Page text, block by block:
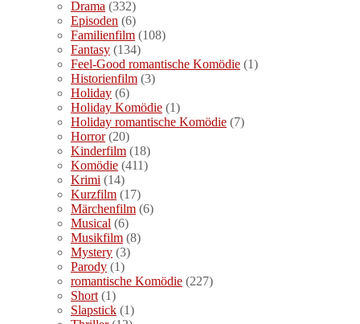
Drama (332)
Episoden (6)
Familienfilm (108)
Fantasy (134)
Feel-Good romantische Komödie (1)
Historienfilm (3)
Holiday (6)
Holiday Komödie (1)
Holiday romantische Komödie (7)
Horror(20)
Kinderfilm (18)
Komödie (411)
Krimi (14)
Kurzfilm (17)
Märchenfilm (6)
Musical (6)
Musikfilm (8)
Mystery (3)
Parody (1)
romantische Komödie (227)
Short (1)
Slapstick (1)